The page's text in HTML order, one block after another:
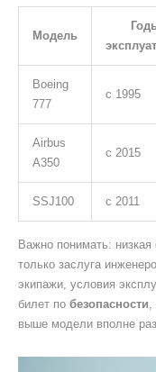
Модель
Boeing
777
с 1995
Airbus
A350
с 2015
SSJ100 с 2011
Важно понимать:
только заслуга
экипажи, условия
билет по безопасности
выше модели вполне